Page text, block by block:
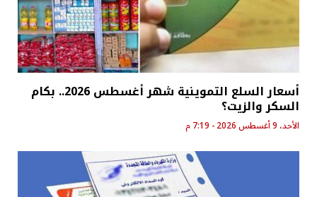
أسعار السلع التموينية شهر أغسطس 2026.. بكام
السكر والزيت؟
الأحد، 9 أغسطس 2026 - 7:19 م